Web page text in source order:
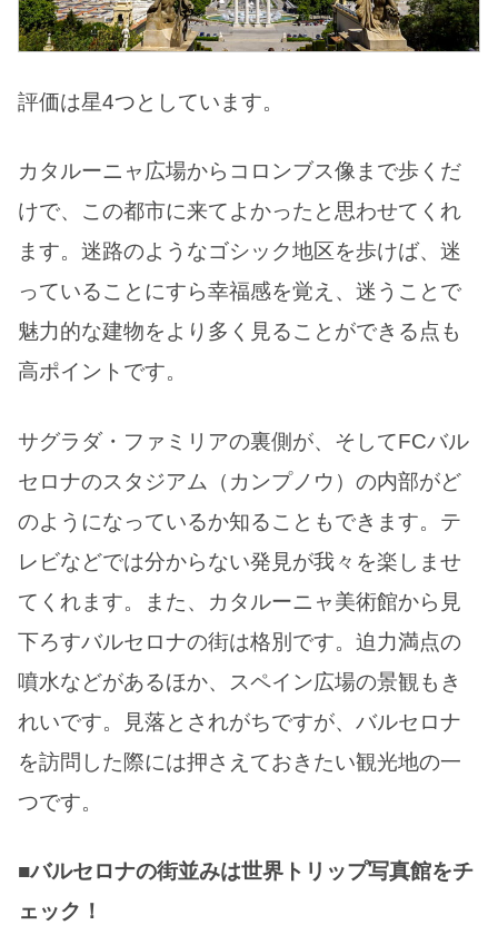
評価は星4つとしています。
カタルーニャ広場からコロンブス像まで歩くだ
けで、この都市に来てよかったと思わせてくれ
ます。迷路のようなゴシック地区を歩けば、迷
っていることにすら幸福感を覚え、迷うことで
魅力的な建物をより多く見ることができる点も
高ポイントです。
サグラダ・ファミリアの裏側が、そしてFCバル
セロナのスタジアム（カンプノウ）の内部がど
のようになっているか知ることもできます。テ
レビなどでは分からない発見が我々を楽しませ
てくれます。また、カタルーニャ美術館から見
下ろすバルセロナの街は格別です。迫力満点の
噴水などがあるほか、スペイン広場の景観もき
れいです。見落とされがちですが、バルセロナ
を訪問した際には押さえておきたい観光地の一
つです。
■バルセロナの街並みは世界トリップ写真館をチ
ェック！